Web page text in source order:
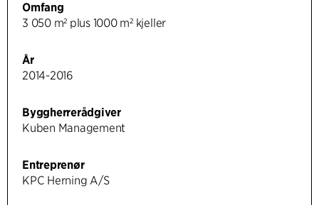
Omfang
3 050 m² plus 1000 m² kjeller
År
2014-2016
Byggherrerådgiver
Kuben Management
Entreprenør
KPC Herning A/S